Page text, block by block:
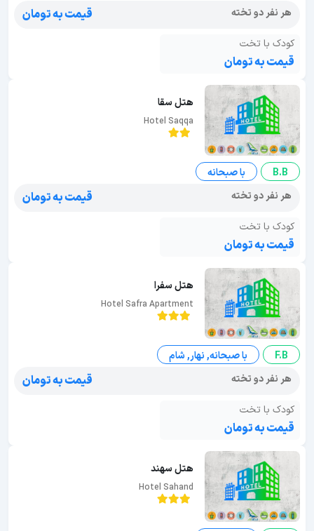
هر نفر دو تخته
قیمت به تومان
کودک با تخت
قیمت به تومان
هتل سقا
Hotel Saqqa
B.B
با صبحانه
هر نفر دو تخته
قیمت به تومان
کودک با تخت
قیمت به تومان
هتل سفرا
Hotel Safra Apartment
F.B
با صبحانه, نهار, شام
هر نفر دو تخته
قیمت به تومان
کودک با تخت
قیمت به تومان
هتل سهند
Hotel Sahand